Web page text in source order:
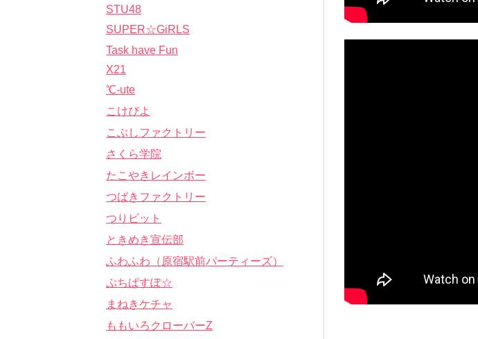
STU48
SUPER☆GiRLS
Task have Fun
X21
℃-ute
こけぴよ
こぶしファクトリー
さくら学院
たこやきレインボー
つばきファクトリー
つりビット
ときめき宣伝部
ふわふわ（原宿駅前パーティーズ）
ぷちぱすぽ☆
まねきケチャ
ももいろクローバーZ